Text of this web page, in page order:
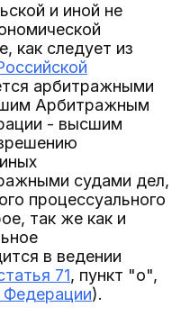
и иной не
как следует из
арбитражными
Арбитражным
- высшим
судами дел,
процессуального
так же как и
в ведении
71, пункт "о",
Федерации).